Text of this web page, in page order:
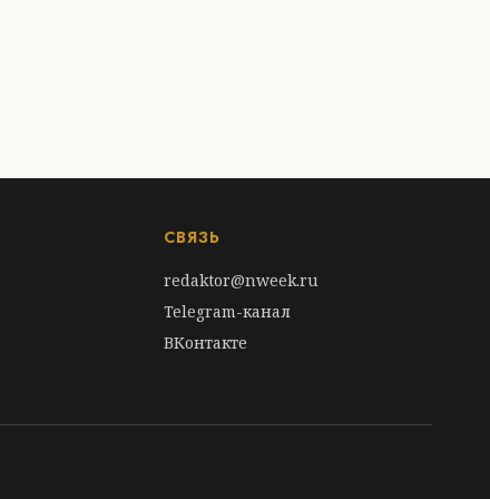
СВЯЗЬ
redaktor@nweek.ru
Telegram-канал
ВКонтакте